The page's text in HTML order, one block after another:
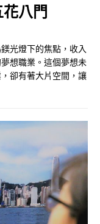
八門
光燈下的焦點，收入
想職業。這個夢想未
卻有著大片空間，讓